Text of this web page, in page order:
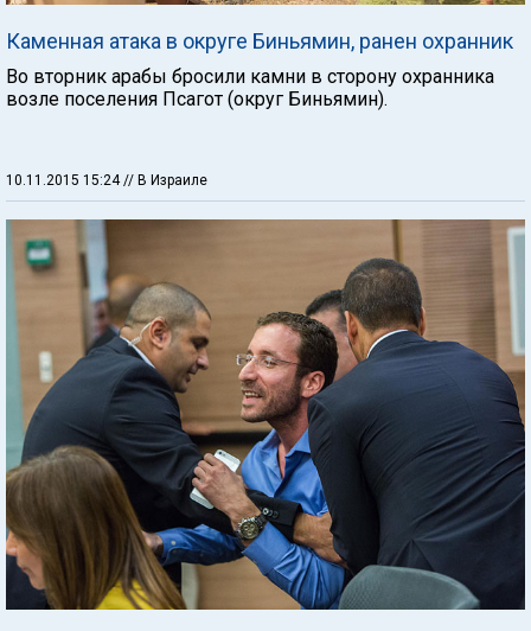
Каменная атака в округе Биньямин, ранен охранник
Во вторник арабы бросили камни в сторону охранника
возле поселения Псагот (округ Биньямин).
10.11.2015 15:24// В Израиле